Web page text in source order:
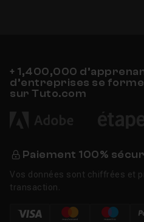
+ 1,400,000
d’entreprises se
sur Tuto.com
Paiement 100%
Vos données sont chiffrées et
transaction.